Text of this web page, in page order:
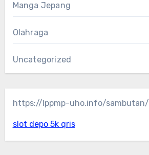
Manga Jepang
Olahraga
Uncategorized
https://lppmp-uho.info/sambutan/
slot depo 5k qris